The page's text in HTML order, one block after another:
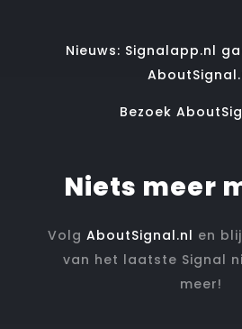
Nieuws: Signalapp.nl
Bezoek
Niets meer
VolgAboutSignal.nl en
van het laatste Signal
meer!